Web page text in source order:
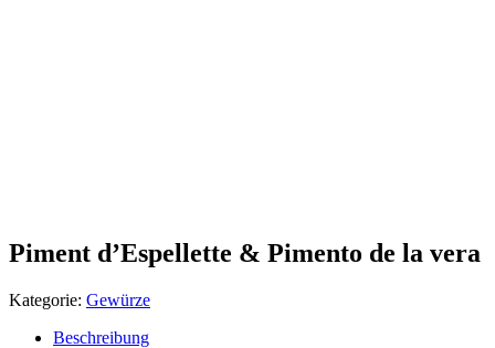
Piment d’Espellette & Pimento de la vera
Kategorie: Gewürze
Beschreibung